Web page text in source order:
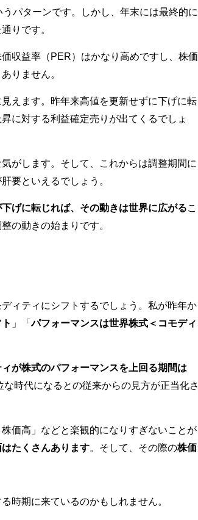
うパターンです。しかし、年末には最終的に
りです。
収益率（PER）はかなり高めですし、株価
りません。
えます。昨年来高値を更新せずに下げに転
に対する利益確定売りが出てくるでしょ
がします。そして、これからは調整期間に
要といえるでしょう。
げに転じれば、その動きは世界に広がるこ
の動きの始まりです。
ィティにシフトするでしょう。私が昨年か
」「パフォーマンスは世界株式＜コモディ
が株式のパフォーマンスを上回る期間は
時代になるとの従来からの見方が正当化さ
価高」などと楽観的になりすぎないことが
たくさんあります。そして、その際の株価
時期に来ているのかもしれません。